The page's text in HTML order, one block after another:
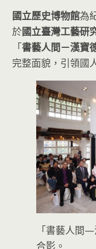
國立歷史博物館為
於國立臺灣工藝研
「書藝人間－漢寶
完整面貌，引領國
「書藝人間
合影。